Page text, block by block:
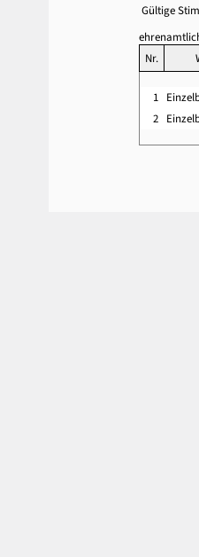
Gültige
Nr.
1
2